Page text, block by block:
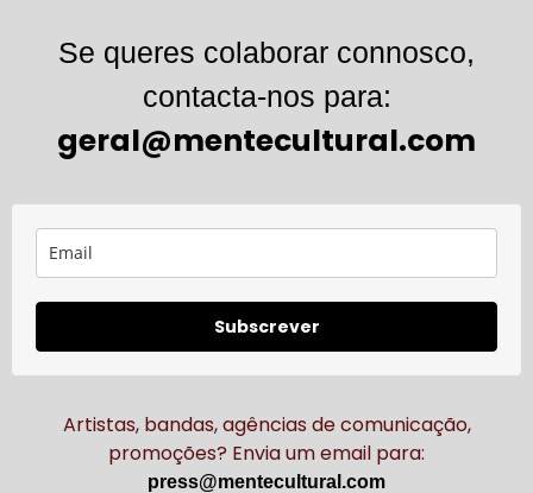
Se queres colaborar connosco,
contacta-nos para:
geral@mentecultural.com
Subscrever
Artistas, bandas, agências de comunicação,
promoções? Envia um email para:
press@mentecultural.com